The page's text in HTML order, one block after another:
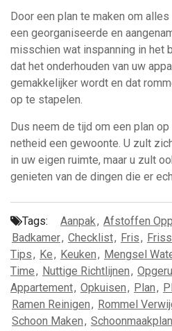
Door een plan te maken om
een georganiseerde en
misschien wat inspanning in het
dat het onderhouden van uw
gemakkelijker wordt en dat
op te stapelen.
Dus neem de tijd om een plan
netheid een gewoonte. U zult
in uw eigen ruimte, maar u zult
genieten van de dingen die er
Tags: Aanpak, Afstoffen
Badkamer, Checklist, Fris,
Tips, Ke, Keuken, Mengsel
Time, Nuttige Richtlijnen,
Appartement, Opkuisen, Plan,
Ramen Reinigen, Rommel
Schoon Maken, Schoonmaakplan